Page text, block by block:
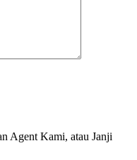
Agent Kami, atau Janji